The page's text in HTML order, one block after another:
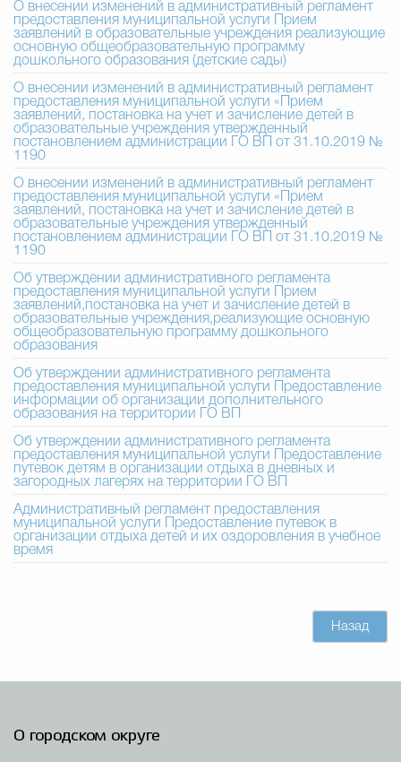
О внесении изменений в административный регламент
предоставления муниципальной услуги Прием
заявлений в образовательные учреждения реализующие
основную общеобразовательную программу
дошкольного образования (детские сады)
О внесении изменений в административный регламент
предоставления муниципальной услуги «Прием
заявлений, постановка на учет и зачисление детей в
образовательные учреждения утвержденный
постановлением администрации ГО ВП от 31.10.2019 №
1190
О внесении изменений в административный регламент
предоставления муниципальной услуги «Прием
заявлений, постановка на учет и зачисление детей в
образовательные учреждения утвержденный
постановлением администрации ГО ВП от 31.10.2019 №
1190
Об утверждении административного регламента
предоставления муниципальной услуги Прием
заявлений,постановка на учет и зачисление детей в
образовательные учреждения,реализующие основную
общеобразовательную программу дошкольного
образования
Об утверждении административного регламента
предоставления муниципальной услуги Предоставление
информации об организации дополнительного
образования на территории ГО ВП
Об утверждении административного регламента
предоставления муниципальной услуги Предоставление
путевок детям в организации отдыха в дневных и
загородных лагерях на территории ГО ВП
Административный регламент предоставления
муниципальной услуги Предоставление путевок в
организации отдыха детей и их оздоровления в учебное
время
Назад
О городском округе